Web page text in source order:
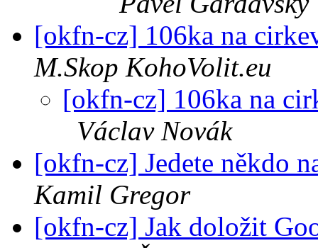
[okfn-cz] 106ka na
M.Skop KohoVolit.eu
[okfn-cz] 106ka na
Václav Novák
[okfn-cz] Jedete někdo
Kamil Gregor
[okfn-cz] Jak doložit